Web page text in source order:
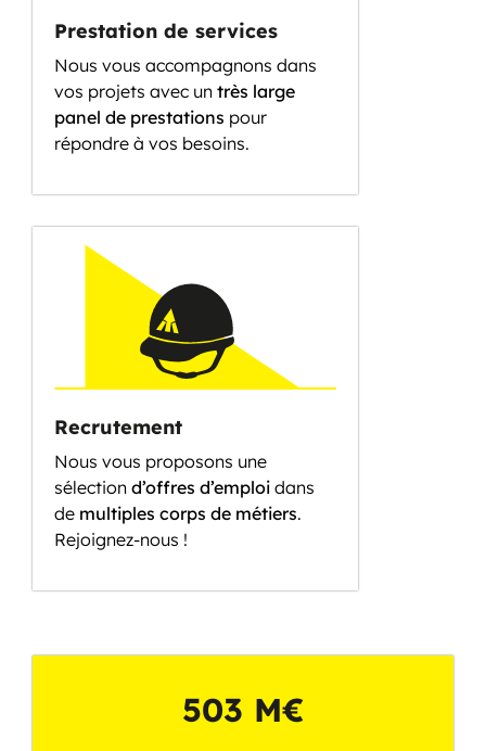
Prestation de services
Nous vous accompagnons dans
vos projets avec un très large
panel de prestations pour
répondre à vos besoins.
Recrutement
Nous vous proposons une
sélection d’offres d’emploi dans
de multiples corps de métiers.
Rejoignez-nous !
503 M€